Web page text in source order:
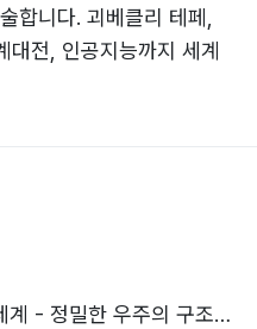
합니다. 괴베클리 테페,
전, 인공지능까지 세계
가며 문명과 과학기술의
2권 구성.
계 - 정밀한 우주의 구조…